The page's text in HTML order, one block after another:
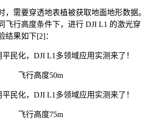
，需要穿透地表植被获取地面地形数据。
飞行高度条件下，进行 DJI L1 的激光穿
结果如下[2]：
飞行高度50m
飞行高度75m